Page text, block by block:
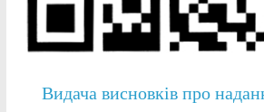
Видача висновків про